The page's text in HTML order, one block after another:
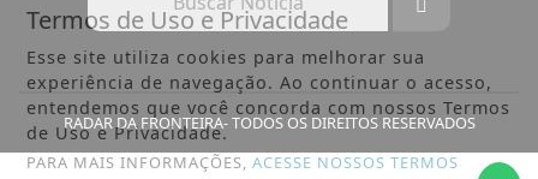
RADAR DA FRONTEIRA- TODOS OS DIREITOS RESERVADOS
Termos de Uso e Privacidade
Esse site utiliza cookies para melhorar sua
experiência de navegação. Ao continuar o acesso,
entendemos que você concorda com nossos Termos
de Uso e Privacidade.
PARA MAIS INFORMAÇÕES,ACESSE NOSSOS TERMOS